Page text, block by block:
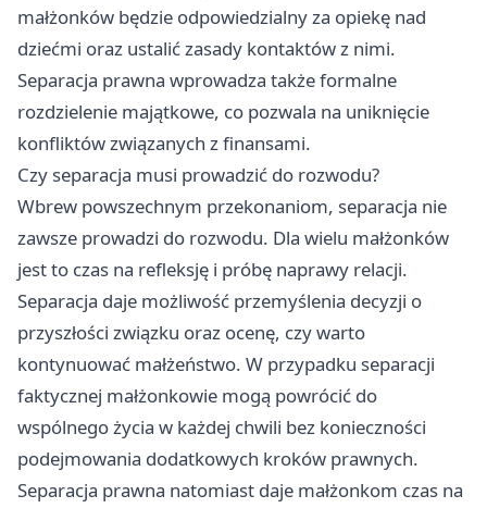
małżonków będzie odpowiedzialny za opiekę nad
dziećmi oraz ustalić zasady kontaktów z nimi.
Separacja prawna wprowadza także formalne
rozdzielenie majątkowe, co pozwala na uniknięcie
konfliktów związanych z finansami.
Czy separacja musi prowadzić do rozwodu?
Wbrew powszechnym przekonaniom, separacja nie
zawsze prowadzi do rozwodu. Dla wielu małżonków
jest to czas na refleksję i próbę naprawy relacji.
Separacja daje możliwość przemyślenia decyzji o
przyszłości związku oraz ocenę, czy warto
kontynuować małżeństwo. W przypadku separacji
faktycznej małżonkowie mogą powrócić do
wspólnego życia w każdej chwili bez konieczności
podejmowania dodatkowych kroków prawnych.
Separacja prawna natomiast daje małżonkom czas na